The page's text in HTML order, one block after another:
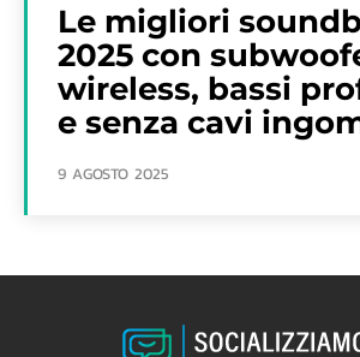
Le migliori
2025 con
wireless, bassi
e senza cavi
9 AGOSTO 2025